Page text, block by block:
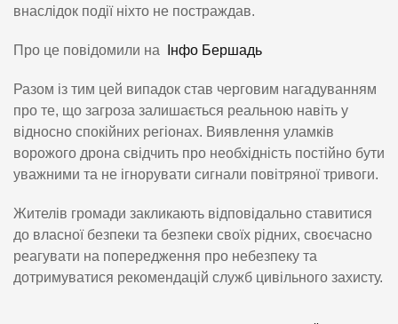
внаслідок події ніхто не постраждав.
Про це повідомили на Інфо Бершадь
Разом із тим цей випадок став черговим нагадуванням
про те, що загроза залишається реальною навіть у
відносно спокійних регіонах. Виявлення уламків
ворожого дрона свідчить про необхідність постійно бути
уважними та не ігнорувати сигнали повітряної тривоги.
Жителів громади закликають відповідально ставитися
до власної безпеки та безпеки своїх рідних, своєчасно
реагувати на попередження про небезпеку та
дотримуватися рекомендацій служб цивільного захисту.